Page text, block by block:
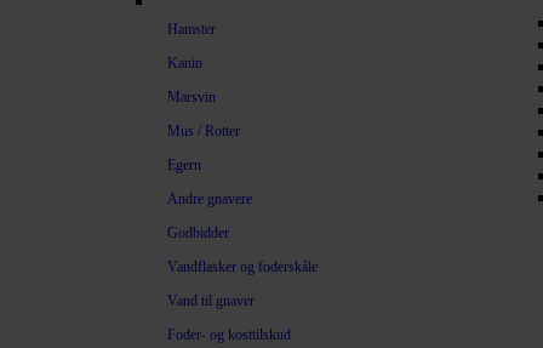
Hamster
Kanin
Marsvin
Mus / Rotter
Egern
Andre gnavere
Godbidder
Vandflasker og foderskåle
Vand til gnaver
Foder- og kosttilskud